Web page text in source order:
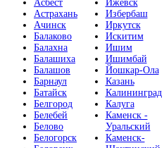
Асбест
Астрахань
Ачинск
Балаково
Балахна
Балашиха
Балашов
Барнаул
Батайск
Белгород
Белебей
Белово
Белогорск
Ижевск
Избербаш
Иркутск
Искитим
Ишим
Ишимбай
Йошкар-Ола
Казань
Калининград
Калуга
Каменск -
Уральский
Каменск-